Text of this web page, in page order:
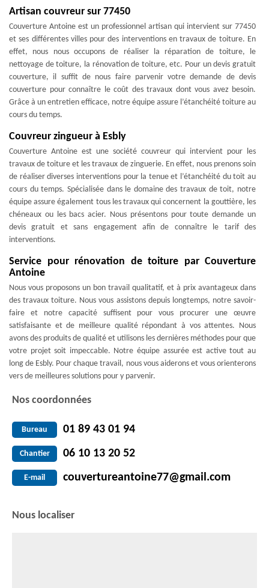
Artisan couvreur sur 77450
Couverture Antoine est un professionnel artisan qui intervient sur 77450
et ses différentes villes pour des interventions en travaux de toiture. En
effet, nous nous occupons de réaliser la réparation de toiture, le
nettoyage de toiture, la rénovation de toiture, etc. Pour un devis gratuit
couverture, il suffit de nous faire parvenir votre demande de devis
couverture pour connaître le coût des travaux dont vous avez besoin.
Grâce à un entretien efficace, notre équipe assure l’étanchéité toiture au
cours du temps.
Couvreur zingueur à Esbly
Couverture Antoine est une société couvreur qui intervient pour les
travaux de toiture et les travaux de zinguerie. En effet, nous prenons soin
de réaliser diverses interventions pour la tenue et l’étanchéité du toit au
cours du temps. Spécialisée dans le domaine des travaux de toit, notre
équipe assure également tous les travaux qui concernent la gouttière, les
chéneaux ou les bacs acier. Nous présentons pour toute demande un
devis gratuit et sans engagement afin de connaître le tarif des
interventions.
Service pour rénovation de toiture par Couverture
Antoine
Nous vous proposons un bon travail qualitatif, et à prix avantageux dans
des travaux toiture. Nous vous assistons depuis longtemps, notre savoir-
faire et notre capacité suffisent pour vous procurer une œuvre
satisfaisante et de meilleure qualité répondant à vos attentes. Nous
avons des produits de qualité et utilisons les dernières méthodes pour que
votre projet soit impeccable. Notre équipe assurée est active tout au
long de Esbly. Pour chaque travail, nous vous aiderons et vous orienterons
vers de meilleures solutions pour y parvenir.
Nos coordonnées
Bureau 01 89 43 01 94
Chantier 06 10 13 20 52
E-mail couvertureantoine77@gmail.com
Nous localiser